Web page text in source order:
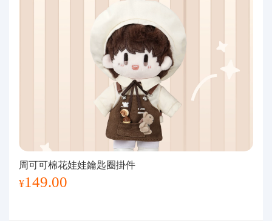
周可可棉花娃娃鑰匙圈掛件
¥149.00